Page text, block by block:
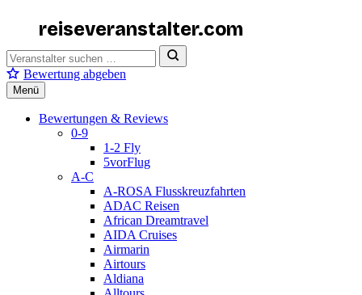
reiseveranstalter.com
Bewertung abgeben
Menü
Bewertungen & Reviews
0-9
1-2 Fly
5vorFlug
A-C
A-ROSA Flusskreuzfahrten
ADAC Reisen
African Dreamtravel
AIDA Cruises
Airmarin
Airtours
Aldiana